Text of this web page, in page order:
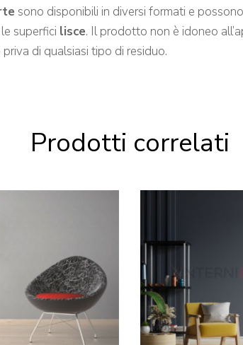
sono disponibili in diversi formati e
superfici lisce. Il prodotto non è idoneo
di qualsiasi tipo di residuo.
Prodotti correlati